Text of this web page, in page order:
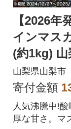
【2026年
インマス
(約1kg) 山
ーツ 人気
山梨県山梨市
寄付金額
人気沸騰中!
厚な甘さ。マ